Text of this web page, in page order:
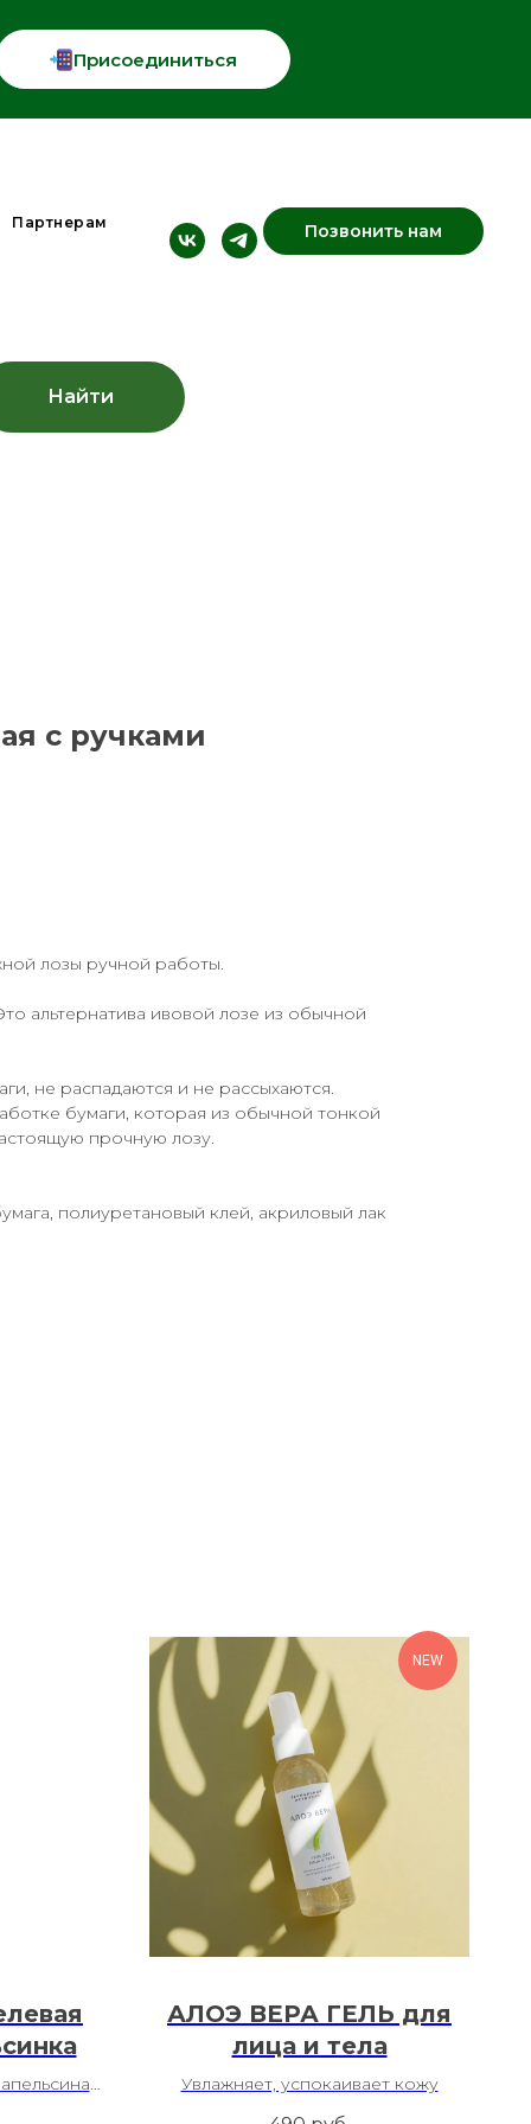
Присоединиться
Партнерам
Позвонить нам
Найти
с ручками
лозы ручной работы.
альтернатива ивовой лозе из обычной
не распадаются и не рассыхаются.
бумаги, которая из обычной тонкой
прочную лозу.
полиуретановый клей, акриловый лак
NEW
АЛОЭ ВЕРА ГЕЛЬ для
лица и тела
Увлажняет, успокаивает кожу